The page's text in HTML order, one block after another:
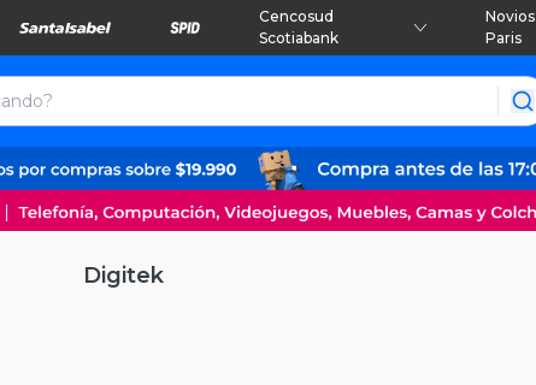
Cencosud
Scotiabank
Novios
Paris
Digitek